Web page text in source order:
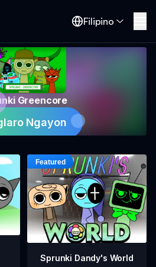
Filipino
Greencore
Ngayon
Sprunki Dandy's World